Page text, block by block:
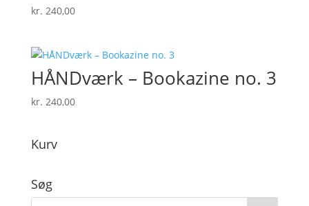
kr. 240,00
HÅNDværk – Bookazine no. 3
kr. 240,00
Kurv
Søg